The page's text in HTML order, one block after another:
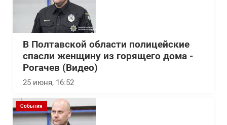
В Полтавской области полицейские
спасли женщину из горящего дома -
Рогачев (Видео)
25 июня, 16:52
События